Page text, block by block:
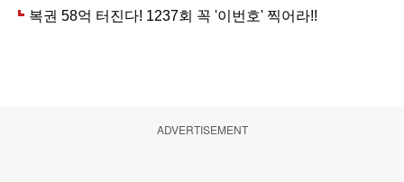
ADVERTISEMENT